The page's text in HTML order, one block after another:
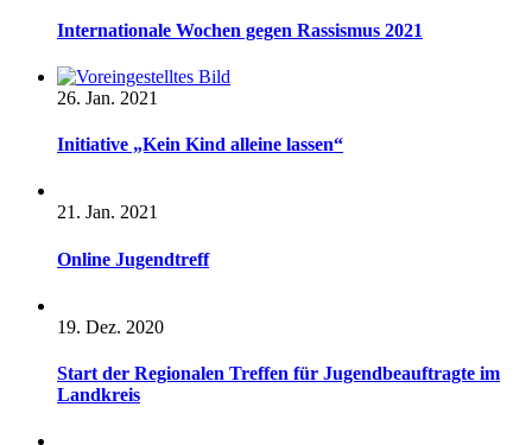
Internationale Wochen gegen Rassismus 2021
26. Jan. 2021
Initiative „Kein Kind alleine lassen“
21. Jan. 2021
Online Jugendtreff
19. Dez. 2020
Start der Regionalen Treffen für Jugendbeauftragte im
Landkreis